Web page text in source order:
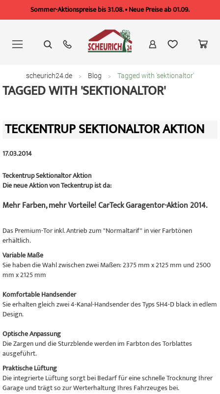
Sommer-Aktionspreise bis 31.08. • Neue Preise ab 01.09.
springen
scheurich24.de Blog Tagged with 'sektionaltor'
TAGGED WITH 'SEKTIONALTOR'
TECKENTRUP SEKTIONALTOR AKTION
17.03.2014
Teckentrup Sektionaltor Aktion
Die neue Aktion von Teckentrup ist da:
Mehr Farben, mehr Vorteile! CarTeck Garagentor-Aktion 2014.
Das Premium-Tor inkl. Antrieb zum "Normaltarif" in vier Farbtönen
erhältlich.
Variable Maße
Sie haben die Wahl zwischen zwei Maßen: 2375 mm x 2125 mm und 2500
mm x 2125 mm
Komfortable Handsender
Sie erhalten gleich zwei 4-Kanal-Handsender des Typs SH4-D black in edlem
Design.
Optische Anpassung
Die Zargen und die Sturzblende werden im Farbton des Torblattes
ausgeführt.
Praktische Lüftung
Die integrierte Lüftung sorgt bei Bedarf für eine schnelle Trocknung Ihrer
Garage und trägt so zur Werterhaltung Ihres Fahrzeuges bei.